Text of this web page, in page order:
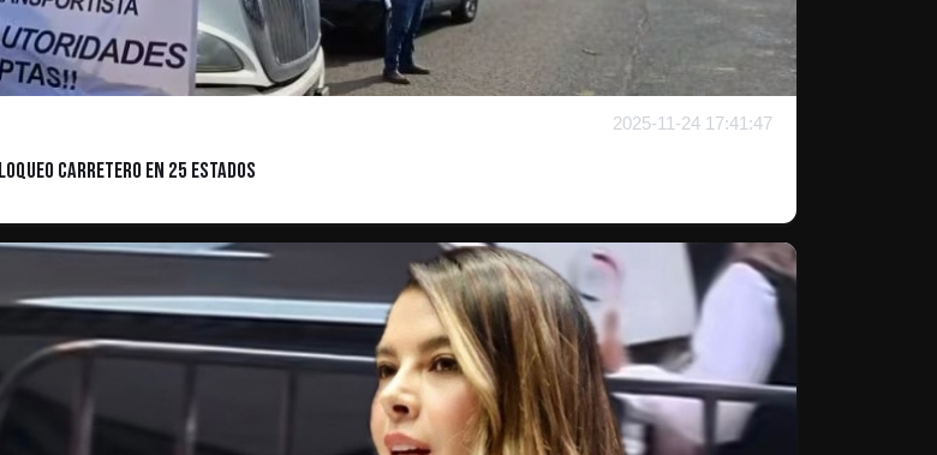
2025-11-24 17:41:47
Carretero en 25 Estados